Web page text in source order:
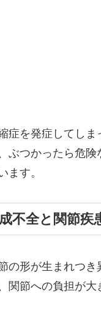
を発症してしま
ぶつかったら危険
ます。
不全と関節疾
形が生まれつき
関節への負担が大